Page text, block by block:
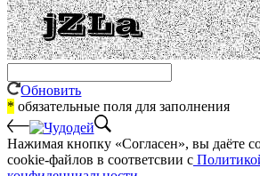
Обновить
* обязательные поля для заполнения
Нажимая кнопку «Согласен», вы даёте
cookie-файлов в соответсвии с